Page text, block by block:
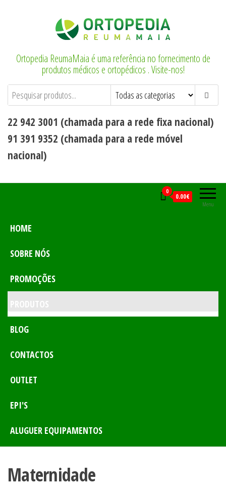
Ortopedia ReumaMaia é uma referência no fornecimento de
produtos médicos e ortopédicos . Visite-nos!
22 942 3001 (chamada para a rede fixa nacional)
91 391 9352 (chamada para a rede móvel
nacional)
Menu
0
0.00€
HOME
SOBRE NÓS
PROMOÇÕES
PRODUTOS
BLOG
CONTACTOS
OUTLET
EPI'S
ALUGUER EQUIPAMENTOS
Maternidade